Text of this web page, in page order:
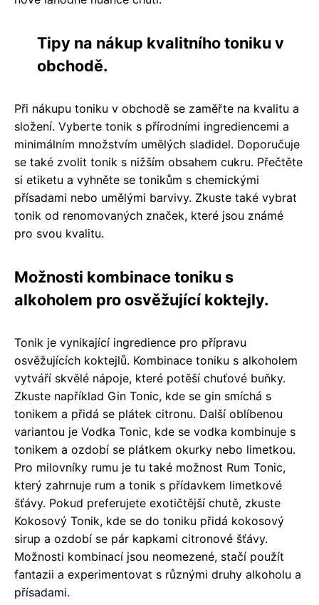
Tipy na nákup kvalitního toniku v
obchodě.
Při nákupu toniku v obchodě se zaměřte na kvalitu a
složení. Vyberte tonik s přírodními ingrediencemi a
minimálním množstvím umělých sladidel. Doporučuje
se také zvolit tonik s nižším obsahem cukru. Přečtěte
si etiketu a vyhněte se tonikům s chemickými
přísadami nebo umělými barvivy. Zkuste také vybrat
tonik od renomovaných značek, které jsou známé
pro svou kvalitu.
Možnosti kombinace toniku s
alkoholem pro osvěžující koktejly.
Tonik je vynikající ingredience pro přípravu
osvěžujících koktejlů. Kombinace toniku s alkoholem
vytváří skvělé nápoje, které potěší chuťové buňky.
Zkuste například Gin Tonic, kde se gin smíchá s
tonikem a přidá se plátek citronu. Další oblíbenou
variantou je Vodka Tonic, kde se vodka kombinuje s
tonikem a ozdobí se plátkem okurky nebo limetkou.
Pro milovníky rumu je tu také možnost Rum Tonic,
který zahrnuje rum a tonik s přídavkem limetkové
šťávy. Pokud preferujete exotičtější chutě, zkuste
Kokosový Tonik, kde se do toniku přidá kokosový
sirup a ozdobí se pár kapkami citronové šťávy.
Možnosti kombinací jsou neomezené, stačí použít
fantazii a experimentovat s různými druhy alkoholu a
přísadami.